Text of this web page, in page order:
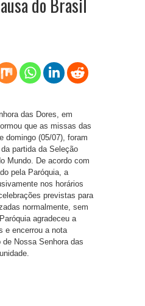
do Brasil
das Dores, em
que as missas das
domingo (05/07), foram
partida da Seleção
Mundo. De acordo com
pela Paróquia, a
nos horários
previstas para
normalmente, sem
agradeceu a
e encerrou a nota
Nossa Senhora das